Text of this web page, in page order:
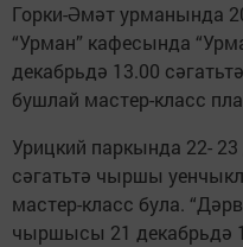
Горки-Әмәт урманында
“Урман” кафесында
декабрьдә 13.00
бушлай мастер-класс
Урицкий паркында 22-
сәгатьтә чыршы
мастер-класс була.
чыршысы 21 декабрьдә